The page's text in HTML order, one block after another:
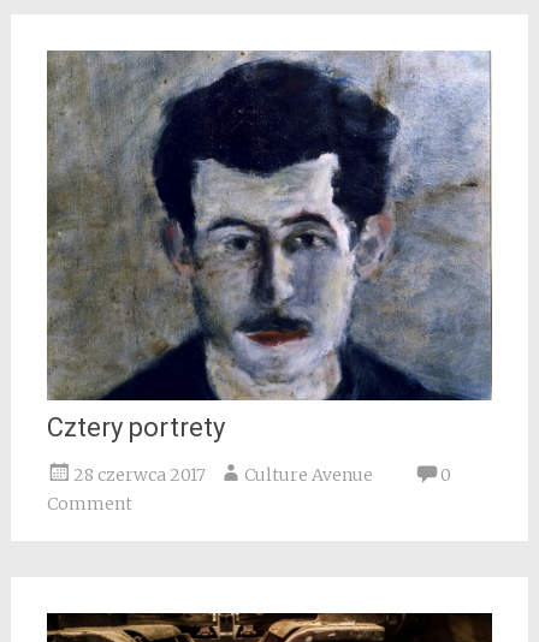
Cztery portrety
28 czerwca 2017 Culture Avenue
0
Comment